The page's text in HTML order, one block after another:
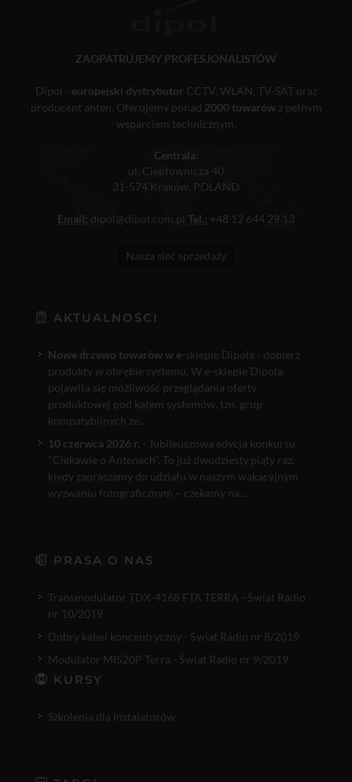
ZAOPATRUJEMY PROFESJONALISTÓW
Dipol - europejski dystrybutor CCTV, WLAN, TV-SAT oraz
producent anten. Oferujemy ponad 2000 towarówz pełnym
wsparciem technicznym.
Centrala:
ul. Ciepłownicza 40
31-574 Kraków, POLAND
Email: dipol@dipol.com.pl Tel.: +48 12 644 29 13
Nasza sieć sprzedaży
AKTUALNOŚCI
Nowe drzewo towarów w e-sklepie Dipola - dobierz
produkty w obrębie systemu. W e-sklepie Dipola
pojawiła się możliwość przeglądania oferty
produktowej pod kątem systemów, tzn. grup
kompatybilnych ze...
10 czerwca 2026 r. - Jubileuszowa edycja konkursu
"Ciekawie o Antenach". To już dwudziesty piąty raz,
kiedy zapraszamy do udziału w naszym wakacyjnym
wyzwaniu fotograficznym – czekamy na...
PRASA O NAS
Transmodulator TDX-4168 FTA TERRA - Świat Radio
nr 10/2019
Dobry kabel koncentryczny - Świat Radio nr 8/2019
Modulator MI520P Terra - Świat Radio nr 9/2019
KURSY
Szkolenia dla instalatorów